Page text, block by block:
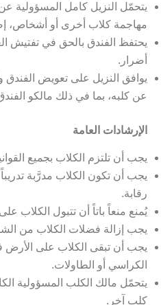
يتحمّل النزيل كامل المسؤولية
مهاجمة كلاب أخرى أو أشخاص،
يحتفظ الفندق بالحق في تفتيش
أضرار.
يوافق النزيل على تعويض
عن كلبه، بما في ذلك مالكو
الإرشادات العامة
يجب أن تلتزم الكلاب بجميع
يجب أن تكون الكلاب مدرَّبة
رقابة.
يُمنع منعاً باتاً أن تتبول الكلاب
يجب إزالة فضلات الكلاب من
يجب أن تبقى الكلاب على الأرض
الكراسي أو الطاولات.
يتحمّل مالك الكلب المسؤولية
كلب آخر.